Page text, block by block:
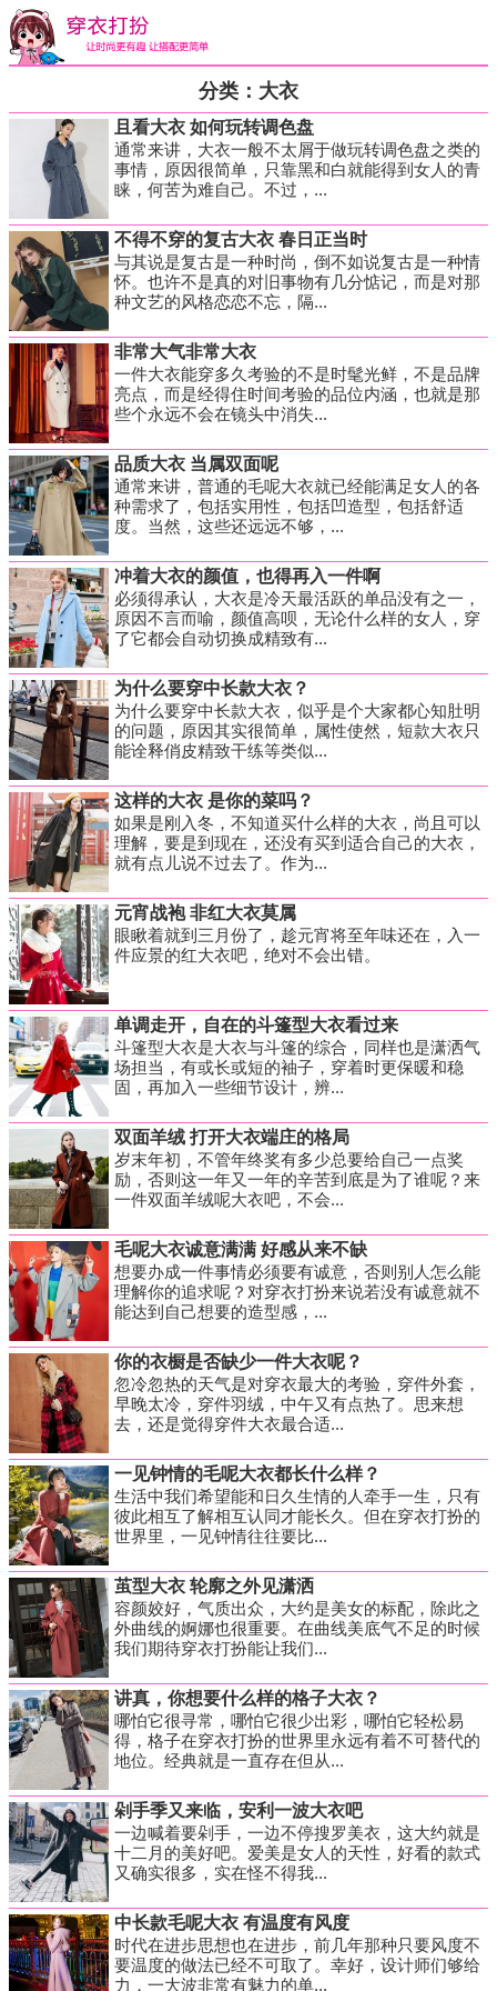
分类：大衣
且看大衣 如何玩转调色盘
通常来讲，大衣一般不太屑于做玩转调色盘之类的
事情，原因很简单，只靠黑和白就能得到女人的青
睐，何苦为难自己。不过，...
不得不穿的复古大衣 春日正当时
与其说是复古是一种时尚，倒不如说复古是一种情
怀。也许不是真的对旧事物有几分惦记，而是对那
种文艺的风格恋恋不忘，隔...
非常大气非常大衣
一件大衣能穿多久考验的不是时髦光鲜，不是品牌
亮点，而是经得住时间考验的品位内涵，也就是那
些个永远不会在镜头中消失...
品质大衣 当属双面呢
通常来讲，普通的毛呢大衣就已经能满足女人的各
种需求了，包括实用性，包括凹造型，包括舒适
度。当然，这些还远远不够，...
冲着大衣的颜值，也得再入一件啊
必须得承认，大衣是冷天最活跃的单品没有之一，
原因不言而喻，颜值高呗，无论什么样的女人，穿
了它都会自动切换成精致有...
为什么要穿中长款大衣？
为什么要穿中长款大衣，似乎是个大家都心知肚明
的问题，原因其实很简单，属性使然，短款大衣只
能诠释俏皮精致干练等类似...
这样的大衣 是你的菜吗？
如果是刚入冬，不知道买什么样的大衣，尚且可以
理解，要是到现在，还没有买到适合自己的大衣，
就有点儿说不过去了。作为...
元宵战袍 非红大衣莫属
眼瞅着就到三月份了，趁元宵将至年味还在，入一
件应景的红大衣吧，绝对不会出错。
单调走开，自在的斗篷型大衣看过来
斗篷型大衣是大衣与斗篷的综合，同样也是潇洒气
场担当，有或长或短的袖子，穿着时更保暖和稳
固，再加入一些细节设计，辨...
双面羊绒 打开大衣端庄的格局
岁末年初，不管年终奖有多少总要给自己一点奖
励，否则这一年又一年的辛苦到底是为了谁呢？来
一件双面羊绒呢大衣吧，不会...
毛呢大衣诚意满满 好感从来不缺
想要办成一件事情必须要有诚意，否则别人怎么能
理解你的追求呢？对穿衣打扮来说若没有诚意就不
能达到自己想要的造型感，...
你的衣橱是否缺少一件大衣呢？
忽冷忽热的天气是对穿衣最大的考验，穿件外套，
早晚太冷，穿件羽绒，中午又有点热了。思来想
去，还是觉得穿件大衣最合适...
一见钟情的毛呢大衣都长什么样？
生活中我们希望能和日久生情的人牵手一生，只有
彼此相互了解相互认同才能长久。但在穿衣打扮的
世界里，一见钟情往往要比...
茧型大衣 轮廓之外见潇洒
容颜姣好，气质出众，大约是美女的标配，除此之
外曲线的婀娜也很重要。在曲线美底气不足的时候
我们期待穿衣打扮能让我们...
讲真，你想要什么样的格子大衣？
哪怕它很寻常，哪怕它很少出彩，哪怕它轻松易
得，格子在穿衣打扮的世界里永远有着不可替代的
地位。经典就是一直存在但从...
剁手季又来临，安利一波大衣吧
一边喊着要剁手，一边不停搜罗美衣，这大约就是
十二月的美好吧。爱美是女人的天性，好看的款式
又确实很多，实在怪不得我...
中长款毛呢大衣 有温度有风度
时代在进步思想也在进步，前几年那种只要风度不
要温度的做法已经不可取了。幸好，设计师们够给
力，一大波非常有魅力的单...